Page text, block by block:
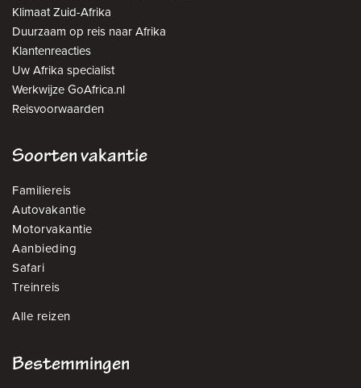
Klimaat Zuid-Afrika
Duurzaam op reis naar Afrika
Klantenreacties
Uw Afrika specialist
Werkwijze GoAfrica.nl
Reisvoorwaarden
Soorten vakantie
Familiereis
Autovakantie
Motorvakantie
Aanbieding
Safari
Treinreis
Alle reizen
Bestemmingen